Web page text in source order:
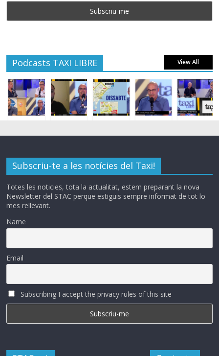
Podcasts TAXI LIBRE View All
Subscriu-te a les notícies del Taxi!
Totes les noticies, tota la actualitat, estem preparant la nova
Newsletter del STAC perque estiguis sempre informat de tot lo
mes rellevant.
Name
Email
Subscribing I accept the privacy rules of this site